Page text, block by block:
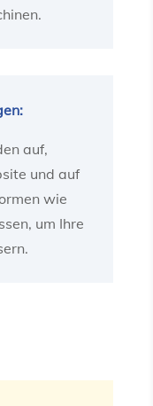
auf,
und auf
wie
um Ihre